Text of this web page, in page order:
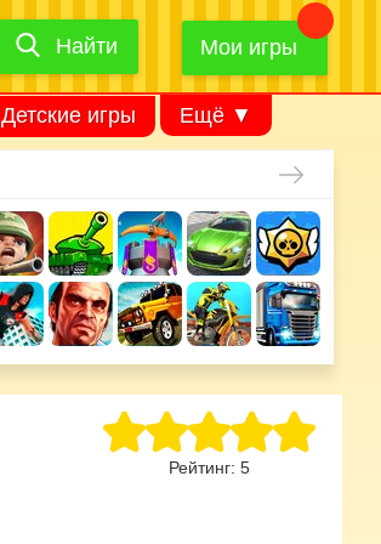
Найти
Найти Мои игры
Детские игры Ещё ▼
Рейтинг: 5